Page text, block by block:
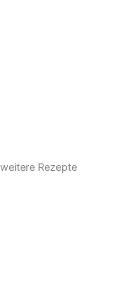
weitere Rezepte